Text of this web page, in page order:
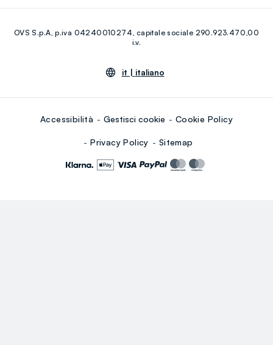
Youtube Linkedin
OVS S.p.A, p.iva 04240010274, capitale sociale 290.923.470,00
i.v.
it | italiano
Accessibilità Gestisci cookie Cookie Policy
Privacy Policy Sitemap